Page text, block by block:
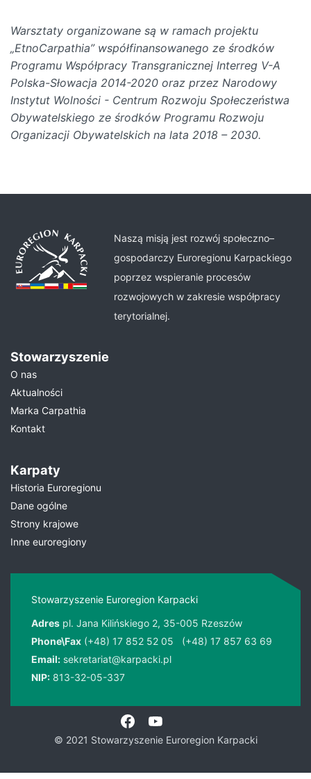
Warsztaty organizowane są w ramach projektu
„EtnoCarpathia” współfinansowanego ze środków
Programu Współpracy Transgranicznej Interreg V-A
Polska-Słowacja 2014-2020 oraz przez Narodowy
Instytut Wolności - Centrum Rozwoju Społeczeństwa
Obywatelskiego ze środków Programu Rozwoju
Organizacji Obywatelskich na lata 2018 – 2030.
Naszą misją jest rozwój społeczno–
gospodarczy Euroregionu Karpackiego
poprzez wspieranie procesów
rozwojowych w zakresie współpracy
terytorialnej.
Stowarzyszenie
O nas
Aktualności
Marka Carpathia
Kontakt
Karpaty
Historia Euroregionu
Dane ogólne
Strony krajowe
Inne euroregiony
Stowarzyszenie Euroregion Karpacki
Adres pl. Jana Kilińskiego 2, 35-005 Rzeszów
Phone\Fax (+48) 17 852 52 05
(+48) 17 857 63 69
Email: sekretariat@karpacki.pl
NIP: 813-32-05-337
© 2021 Stowarzyszenie Euroregion Karpacki